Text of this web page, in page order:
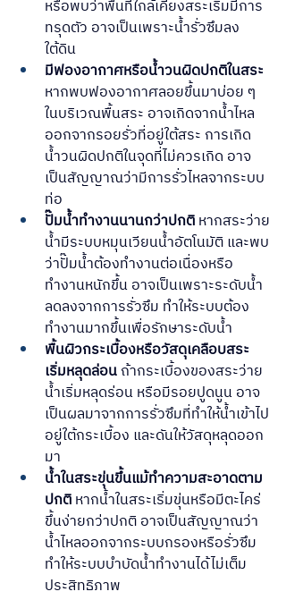
หรือพบว่าพื้นที่ใกล้เคียงสระเริ่มมีการ
ทรุดตัว อาจเป็นเพราะน้ำรั่วซึมลง
ใต้ดิน
มีฟองอากาศหรือน้ำวนผิดปกติในสระ
หากพบฟองอากาศลอยขึ้นมาบ่อย ๆ
ในบริเวณพื้นสระ อาจเกิดจากน้ำไหล
ออกจากรอยรั่วที่อยู่ใต้สระ การเกิด
น้ำวนผิดปกติในจุดที่ไม่ควรเกิด อาจ
เป็นสัญญาณว่ามีการรั่วไหลจากระบบ
ท่อ
ปั๊มน้ำทำงานนานกว่าปกติ หากสระว่าย
น้ำมีระบบหมุนเวียนน้ำอัตโนมัติ และพบ
ว่าปั๊มน้ำต้องทำงานต่อเนื่องหรือ
ทำงานหนักขึ้น อาจเป็นเพราะระดับน้ำ
ลดลงจากการรั่วซึม ทำให้ระบบต้อง
ทำงานมากขึ้นเพื่อรักษาระดับน้ำ
พื้นผิวกระเบื้องหรือวัสดุเคลือบสระ
เริ่มหลุดล่อน ถ้ากระเบื้องของสระว่าย
น้ำเริ่มหลุดร่อน หรือมีรอยปูดนูน อาจ
เป็นผลมาจากการรั่วซึมที่ทำให้น้ำเข้าไป
อยู่ใต้กระเบื้อง และดันให้วัสดุหลุดออก
มา
น้ำในสระขุ่นขึ้นแม้ทำความสะอาดตาม
ปกติ หากน้ำในสระเริ่มขุ่นหรือมีตะไคร่
ขึ้นง่ายกว่าปกติ อาจเป็นสัญญาณว่า
น้ำไหลออกจากระบบกรองหรือรั่วซึม
ทำให้ระบบบำบัดน้ำทำงานได้ไม่เต็ม
ประสิทธิภาพ